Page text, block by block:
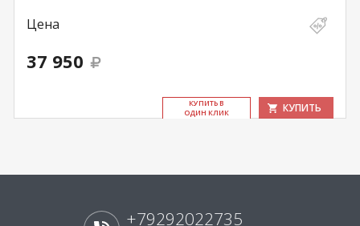
Цена
37 950
КУ­ПИТЬ В
ОДИН КЛИК
КУПИТЬ
+79292022735